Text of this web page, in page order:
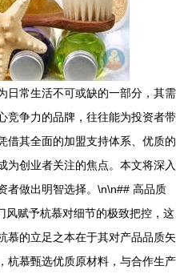
日常生活不可或缺的一部分，其需
竞争力的品牌，往往能为投资者带
借其全面的加盟支持体系、优质的
为创业者关注的焦点。本文将深入
者做出明智选择。\n\n## 高品质
风赋予杭慕对细节的极致把控，这
慕的立足之本在于其对产品品质矢
杭慕甄选优质原材料，与合作生产